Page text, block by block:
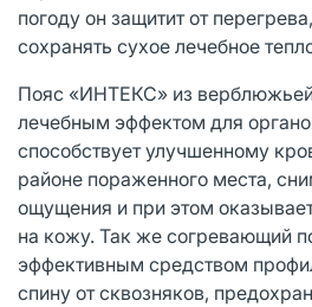
погоду он защитит от
сохранять сухое лечебное
Пояс «ИНТЕКС» из
лечебным эффектом для
способствует улучшенному
районе пораженного места,
ощущения и при этом
на кожу. Так же согревающий
эффективным средством
спину от сквозняков,